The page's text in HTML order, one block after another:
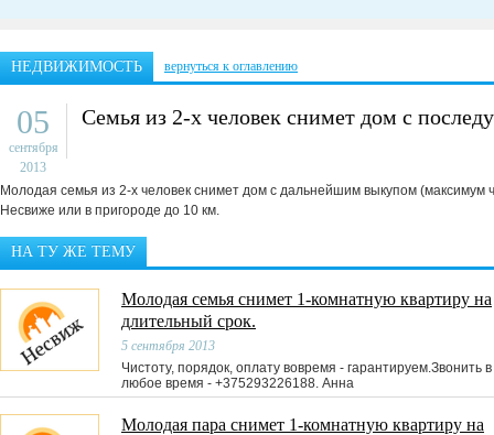
НЕДВИЖИМОСТЬ вернуться к оглавлению
05
сентября
2013
Семья из 2-х человек снимет дом с
Молодая семья из 2-х человек снимет дом с дальнейшим выкупом (максимум
Несвиже или в пригороде до 10 км.
НА ТУ ЖЕ ТЕМУ
Молодая семья снимет 1-комнатную квартиру на
длительный срок.
5 сентября 2013
Чистоту, порядок, оплату вовремя - гарантируем.Звонить в
любое время - +375293226188. Анна
Молодая пара снимет 1-комнатную квартиру на